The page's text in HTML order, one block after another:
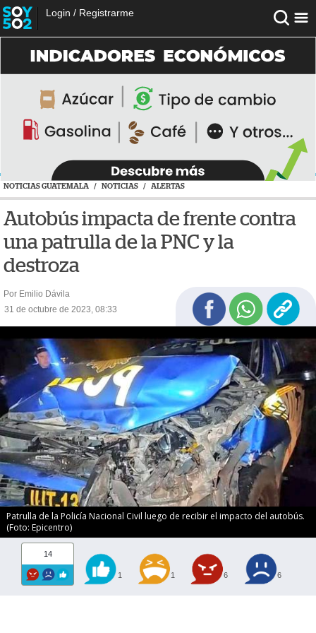
Login / Registrarme
NOTICIAS GUATEMALA / NOTICIAS / ALERTAS
Autobús impacta de frente contra
una patrulla de la PNC y la
destroza
Por Emilio Dávila
31 de octubre de 2023, 08:33
Patrulla de la Policía Nacional Civil luego de recibir el impacto del autobús.
(Foto: Epicentro)
14
1 1 6 6